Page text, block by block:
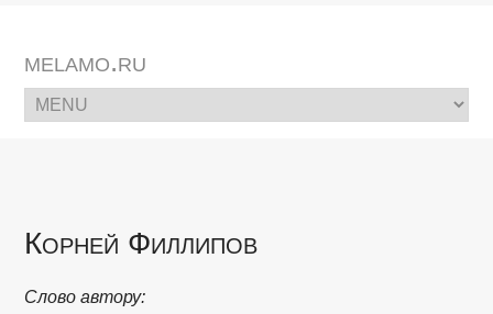
melamo.ru
Корней Филлипов
Слово автору: